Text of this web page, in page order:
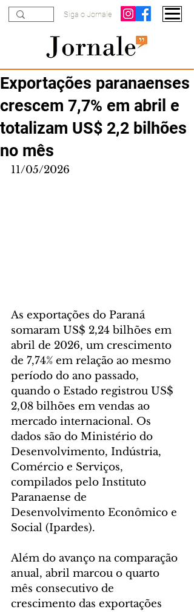
Siga o Jornale
Exportações paranaenses
crescem 7,7% em abril e
totalizam US$ 2,2 bilhões
no mês
11/05/2026
As exportações do Paraná
somaram US$ 2,24 bilhões em
abril de 2026, um crescimento
de 7,74% em relação ao mesmo
período do ano passado,
quando o Estado registrou US$
2,08 bilhões em vendas ao
mercado internacional. Os
dados são do Ministério do
Desenvolvimento, Indústria,
Comércio e Serviços,
compilados pelo Instituto
Paranaense de
Desenvolvimento Econômico e
Social (Ipardes).
Além do avanço na comparação
anual, abril marcou o quarto
mês consecutivo de
crescimento das exportações